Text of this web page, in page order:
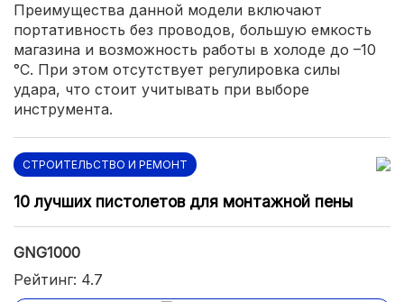
Преимущества данной модели включают
портативность без проводов, большую емкость
магазина и возможность работы в холоде до –10
°C. При этом отсутствует регулировка силы
удара, что стоит учитывать при выборе
инструмента.
СТРОИТЕЛЬСТВО И РЕМОНТ
10 лучших пистолетов для монтажной пены
GNG1000
Рейтинг: 4.7